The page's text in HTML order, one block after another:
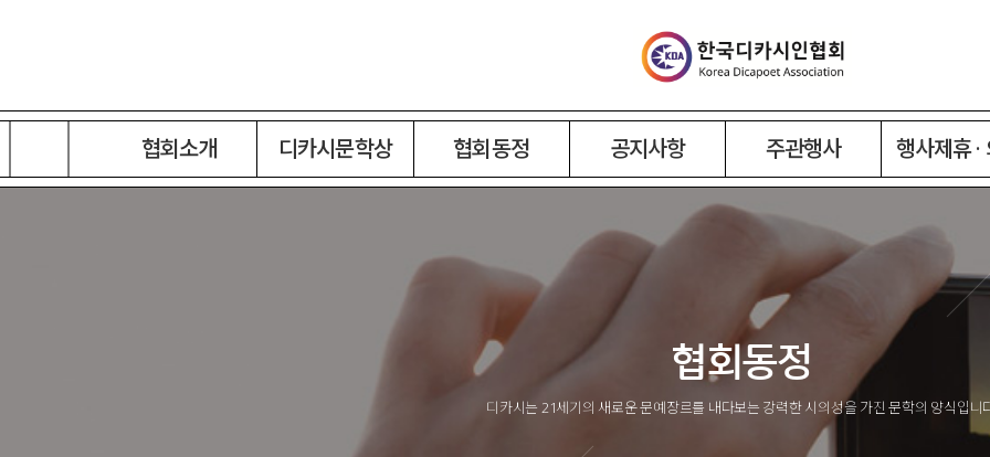
협회소개 디카시문학상 협회동정 공지사항 주관행사 행사제휴 ·
협회동정
디카시는 21세기의 새로운 문예장르를 내다보는 강력한 시의성을 가진 문학의 양식입니